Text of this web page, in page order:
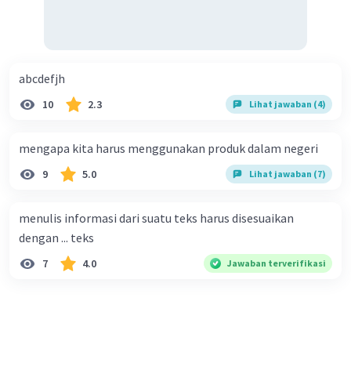
abcdefjh
10 2.3 Lihat jawaban (4)
mengapa kita harus menggunakan produk dalam negeri
9 5.0 Lihat jawaban (7)
menulis informasi dari suatu teks harus disesuaikan
dengan ... teks
7 4.0 Jawaban terverifikasi